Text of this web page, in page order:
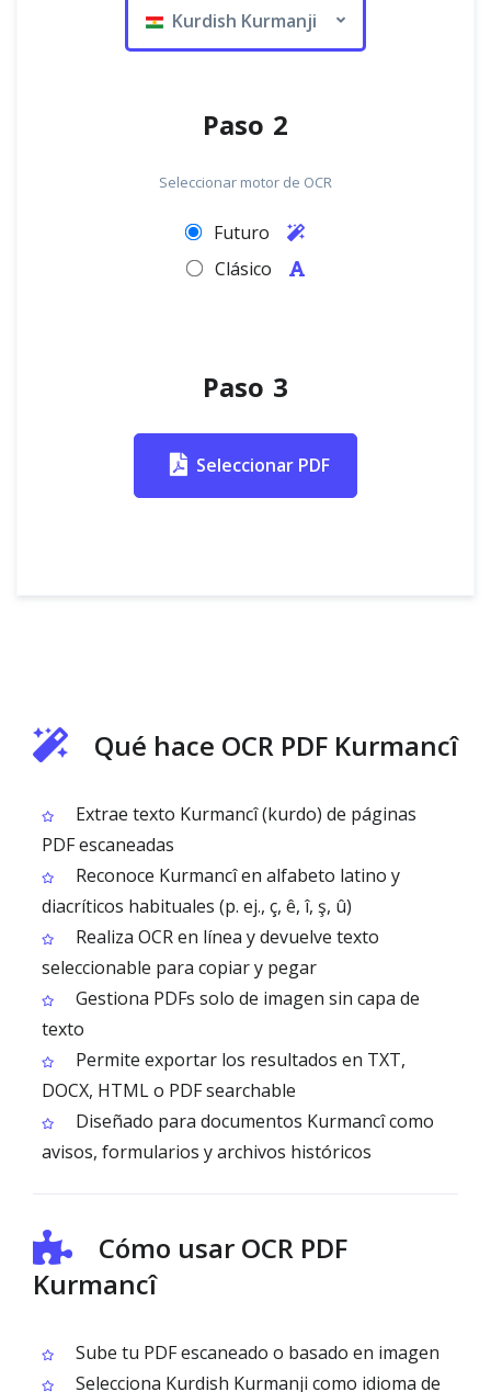
Kurdish Kurmanji
Paso 2
Seleccionar motor de OCR
Futuro
Clásico
Paso 3
Seleccionar PDF
Qué hace OCR PDF Kurmancî
Extrae texto Kurmancî (kurdo) de páginas
PDF escaneadas
Reconoce Kurmancî en alfabeto latino y
diacríticos habituales (p. ej., ç, ê, î, ş, û)
Realiza OCR en línea y devuelve texto
seleccionable para copiar y pegar
Gestiona PDFs solo de imagen sin capa de
texto
Permite exportar los resultados en TXT,
DOCX, HTML o PDF searchable
Diseñado para documentos Kurmancî como
avisos, formularios y archivos históricos
Cómo usar OCR PDF
Kurmancî
Sube tu PDF escaneado o basado en imagen
Selecciona Kurdish Kurmanji como idioma de